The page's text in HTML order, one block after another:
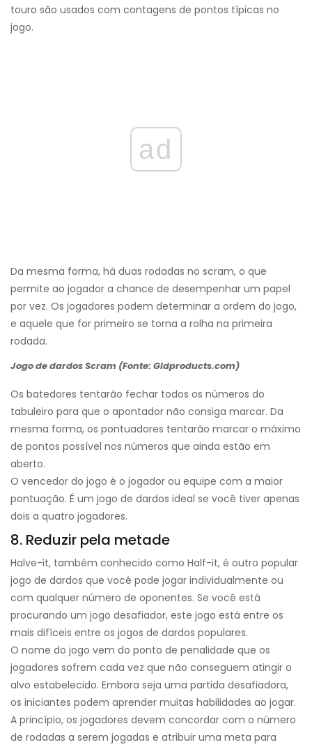
touro são usados ​​com contagens de pontos típicas no
jogo.
ad
Da mesma forma, há duas rodadas no scram, o que
permite ao jogador a chance de desempenhar um papel
por vez. Os jogadores podem determinar a ordem do jogo,
e aquele que for primeiro se torna a rolha na primeira
rodada.
Jogo de dardos Scram (Fonte: Gldproducts.com)
Os batedores tentarão fechar todos os números do
tabuleiro para que o apontador não consiga marcar. Da
mesma forma, os pontuadores tentarão marcar o máximo
de pontos possível nos números que ainda estão em
aberto.
O vencedor do jogo é o jogador ou equipe com a maior
pontuação. É um jogo de dardos ideal se você tiver apenas
dois a quatro jogadores.
8. Reduzir pela metade
Halve-it, também conhecido como Half-it, é outro popular
jogo de dardos que você pode jogar individualmente ou
com qualquer número de oponentes. Se você está
procurando um jogo desafiador, este jogo está entre os
mais difíceis entre os jogos de dardos populares.
O nome do jogo vem do ponto de penalidade que os
jogadores sofrem cada vez que não conseguem atingir o
alvo estabelecido. Embora seja uma partida desafiadora,
os iniciantes podem aprender muitas habilidades ao jogar.
A princípio, os jogadores devem concordar com o número
de rodadas a serem jogadas e atribuir uma meta para